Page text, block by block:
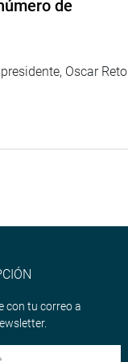
de
Oscar Reto
con tu correo a